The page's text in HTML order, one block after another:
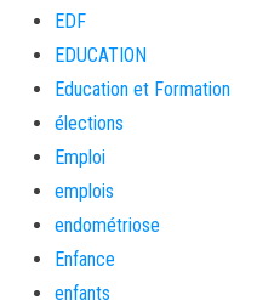
EDF
EDUCATION
Education et Formation
élections
Emploi
emplois
endométriose
Enfance
enfants